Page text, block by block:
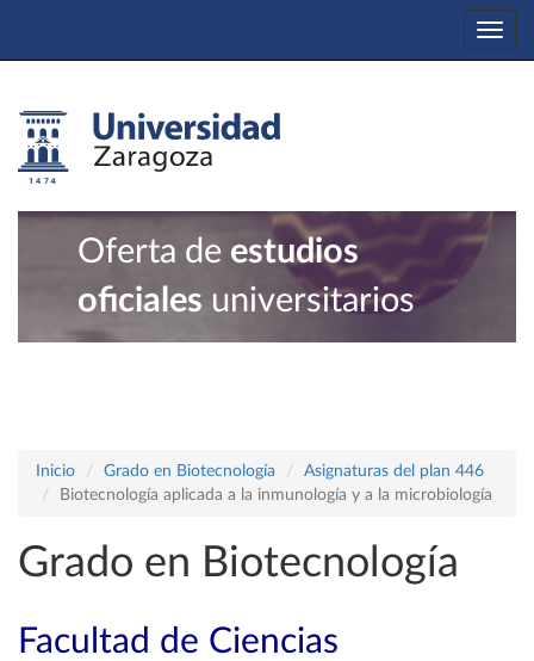
Oferta de estudios
oficiales universitarios
Inicio Grado en Biotecnología
Asignaturas del plan 446
Biotecnología aplicada a la inmunología y a la microbiología
Grado en Biotecnología
Facultad de Ciencias